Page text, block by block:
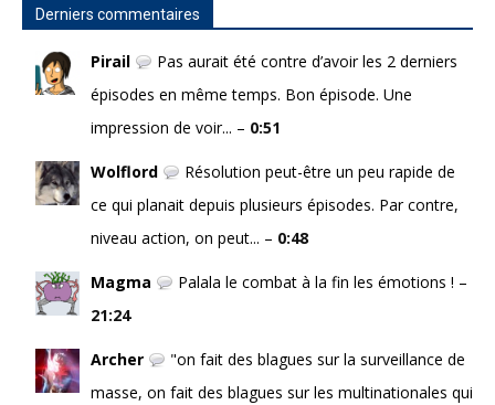
Derniers commentaires
Pirail
Pas aurait été contre d’avoir les 2 derniers
épisodes en même temps. Bon épisode. Une
impression de voir... – 0:51
Wolflord
Résolution peut-être un peu rapide de
ce qui planait depuis plusieurs épisodes. Par contre,
niveau action, on peut... – 0:48
Magma
Palala le combat à la fin les émotions ! –
21:24
Archer
"on fait des blagues sur la surveillance de
masse, on fait des blagues sur les multinationales qui